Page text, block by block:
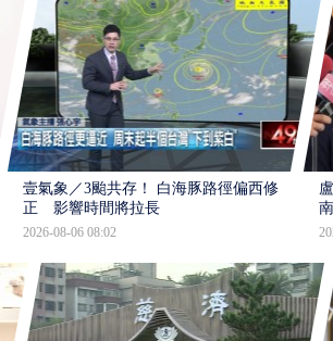
壹氣象／3颱共存！ 白海豚路徑偏西修
正 影響時間將拉長
2026-08-06 08:02